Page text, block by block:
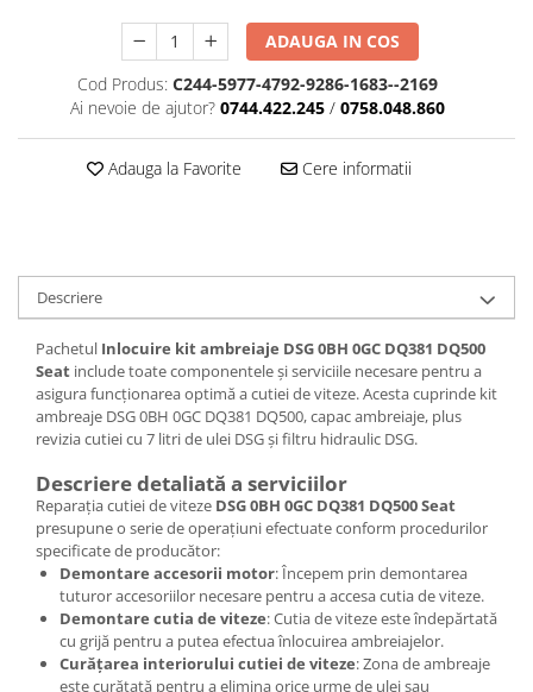
ADAUGA IN COS
Cod Produs: C244-5977-4792-9286-1683--2169
Ai nevoie de ajutor? 0744.422.245 / 0758.048.860
Adauga la Favorite Cere informatii
Descriere
Pachetul Inlocuire kit ambreiaje DSG 0BH 0GC DQ381 DQ500
Seat include toate componentele și serviciile necesare pentru a
asigura funcționarea optimă a cutiei de viteze. Acesta cuprinde kit
ambreaje DSG 0BH 0GC DQ381 DQ500, capac ambreiaje, plus
revizia cutiei cu 7 litri de ulei DSG și filtru hidraulic DSG.
Descriere detaliată a serviciilor
Reparația cutiei de viteze DSG 0BH 0GC DQ381 DQ500 Seat
presupune o serie de operațiuni efectuate conform procedurilor
specificate de producător:
Demontare accesorii motor: Începem prin demontarea
tuturor accesoriilor necesare pentru a accesa cutia de viteze.
Demontare cutia de viteze: Cutia de viteze este îndepărtată
cu grijă pentru a putea efectua înlocuirea ambreiajelor.
Curățarea interiorului cutiei de viteze: Zona de ambreaje
este curățată pentru a elimina orice urme de ulei sau